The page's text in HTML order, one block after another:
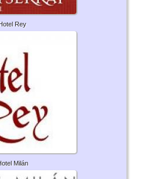
Rey
Milán